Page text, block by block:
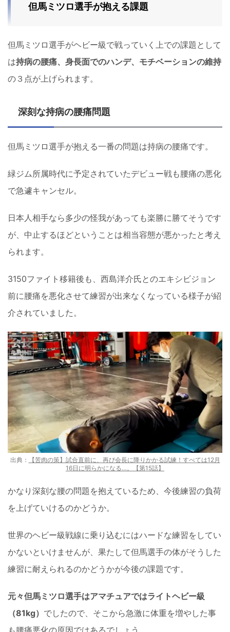
但馬ミツロ選手が抱える課題
但馬ミツロ選手がヘビー級で戦っていく上での課題として
は持病の腰痛、身長面でのハンデ、モチベーションの維持
の３点が上げられます。
深刻な持病の腰痛問題
但馬ミツロ選手が抱える一番の問題は持病の腰痛です。
緑ジム所属時代に予定されていたデビュー戦も腰痛の悪化
で急遽キャンセル。
日本人相手なら多少の怪我があっても楽勝に勝てそうです
が、中止するほどということは相当容態が悪かったと考え
られます。
3150ファイト移籍後も、西島洋介氏とのエキシビジョン
前に腰痛を悪化させて練習が出来なくなっている様子が紹
介されていました。
出典：
【苦肉の策】試合直前に、再び会長に降りかかる試練！すべては12月
16日に明らかになる…。【第15話】
かなり深刻な腰の問題を抱えているため、今後練習の負荷
を上げていけるのかどうか。
世界のヘビー級戦線に乗り込むにはハードな練習をしてい
かないといけませんが、果たして但馬選手の体がそうした
練習に耐えられるのかどうかが今後の課題です。
元々但馬ミツロ選手はアマチュアではライトヘビー級
（81kg） でしたので、そこから急激に体重を増やした事